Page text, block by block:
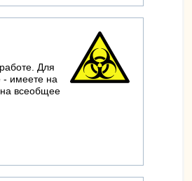
Для
- имеете на
всеобщее